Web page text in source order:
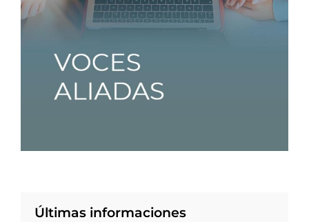
Últimas informaciones